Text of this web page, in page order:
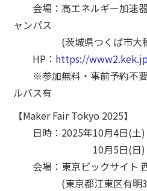
会場：高エネルギー加速器
ャンパス
(茨城県つくば市大
HP： https://
※参加無料・事前予約不要
ルバス有
【Maker Fair Tokyo 2025】
日時：2025年10月4日(土)
10月5日(日) 10：
会場：東京ビックサイト
(東京都江東区有明3-